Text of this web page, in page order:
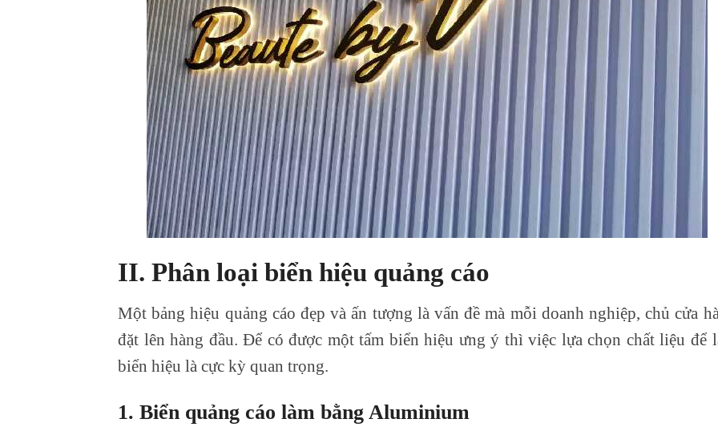
II. Phân loại biển hiệu quảng cáo
Một bảng hiệu quảng cáo đẹp và ấn tượng là vấn đề mà mỗi doanh nghiệp, chủ cửa
đặt lên hàng đầu. Để có được một tấm biển hiệu ưng ý thì việc lựa chọn chất liệu để
biển hiệu là cực kỳ quan trọng.
1. Biển quảng cáo làm bằng Aluminium